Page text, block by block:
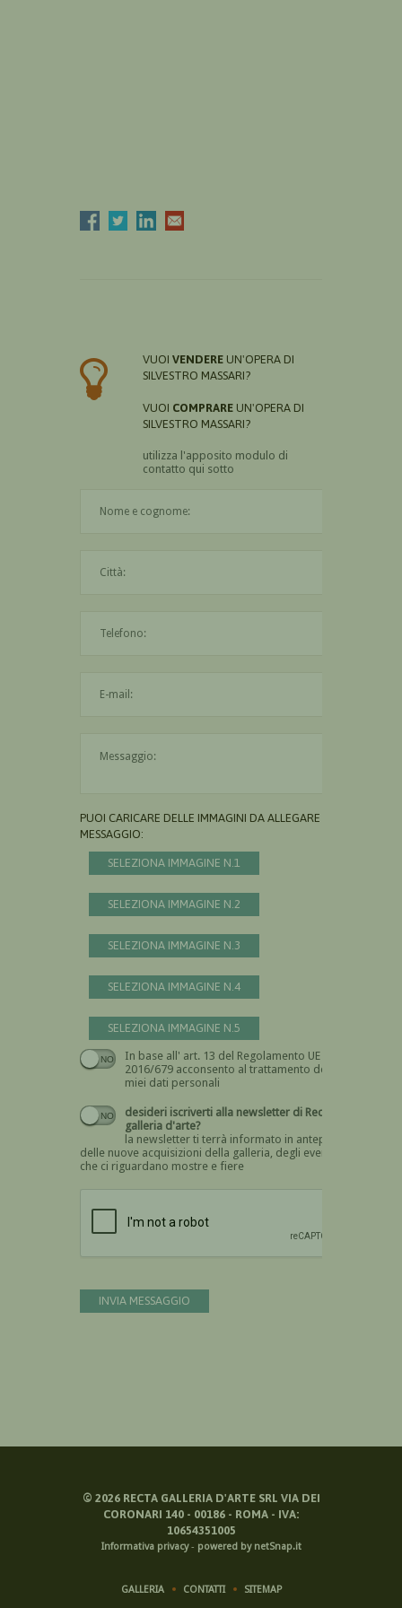
VUOI VENDERE UN'OPERA DI
SILVESTRO MASSARI?
VUOI COMPRARE UN'OPERA DI
SILVESTRO MASSARI?
utilizza l'apposito modulo di
contatto qui sotto
PUOI CARICARE DELLE IMMAGINI DA ALLEGARE AL
MESSAGGIO:
SELEZIONA IMMAGINE N.1
SELEZIONA IMMAGINE N.2
SELEZIONA IMMAGINE N.3
SELEZIONA IMMAGINE N.4
SELEZIONA IMMAGINE N.5
In base all' art. 13 del Regolamento UE n.
2016/679 acconsento al trattamento dei
miei dati personali
Devi dare il consenso
desideri iscriverti alla newsletter di Recta
galleria d'arte?
la newsletter ti terrà informato in anteprima
delle nuove acquisizioni della galleria, degli eventi
che ci riguardano mostre e fiere
INVIA MESSAGGIO
© 2026RECTA GALLERIA D'ARTE SRL VIA DEI
CORONARI 140 - 00186 - ROMA - IVA:
10654351005
Informativa privacy- powered by netSnap.it
GALLERIA CONTATTI SITEMAP